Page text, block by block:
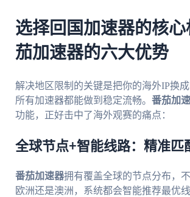
选择回国加速器的核
茄加速器的六大优势
解决地区限制的关键是把你的海外IP换
所有加速器都能做到稳定流畅。 番茄加
功能，正好击中了海外观赛的痛点：
全球节点+智能线路：精准匹
番茄加速器拥有覆盖全球的节点分布，不
欧洲还是澳洲，系统都会智能推荐最优